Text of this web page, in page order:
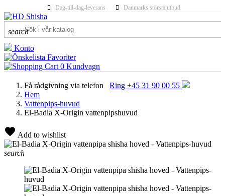
Dag-till-dag-leverans Danmarks största utbud
search
Konto
Favoriter
0 Kundvagn
Få rådgivning via telefon
Ring +45 31 90 00 55
Hem
Vattenpips-huvud
El-Badia X-Origin vattenpipshuvud
Add to wishlist
search